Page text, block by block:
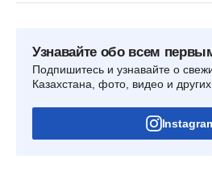
Узнавайте обо всем
Подпишитесь и узнавайте о
Казахстана, фото, видео и